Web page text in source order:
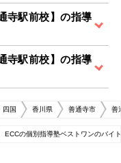
寺駅前校】の指導
寺駅前校】の指導
四国 香川県 善通寺市 善
ECCの個別指導塾ベストワンのバイ